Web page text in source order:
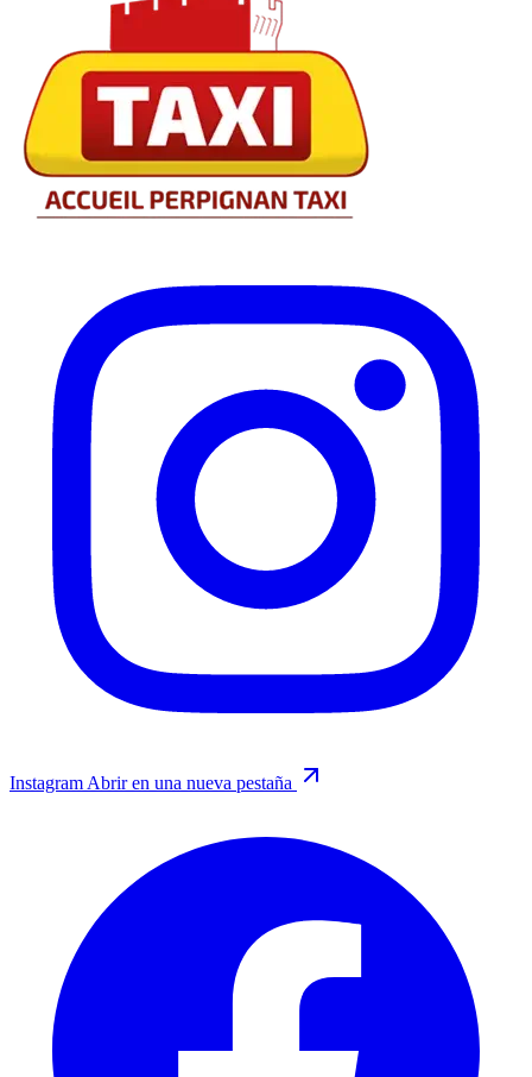
Instagram Abrir en una nueva pestaña